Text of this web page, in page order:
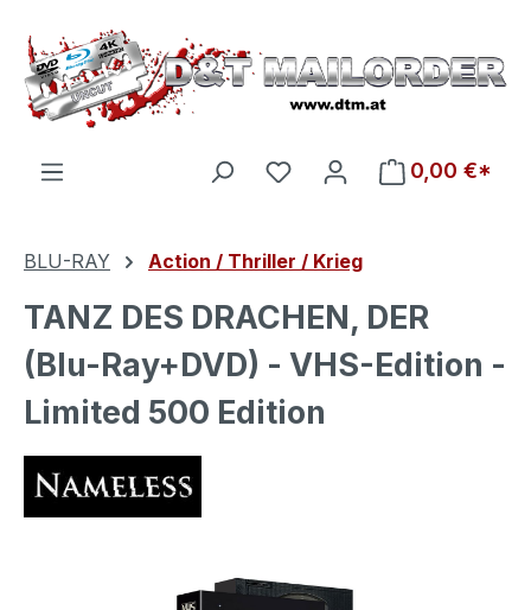
Zum Hauptinhalt springen
Du hast 0 Produkte auf
0,00 €*
BLU-RAY Action / Thriller / Krieg
TANZ DES DRACHEN, DER
(Blu-Ray+DVD) - VHS-Edition -
Limited 500 Edition
Bildergalerie überspringen